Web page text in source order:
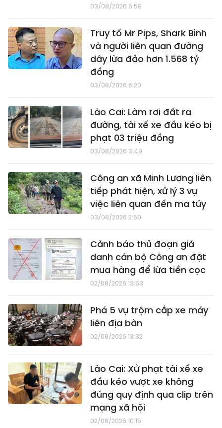
03/08/2026 6:59
Truy tố Mr Pips, Shark Bình
và người liên quan đường
dây lừa đảo hơn 1.568 tỷ
đồng
03/08/2026 5:20
Lào Cai: Làm rơi đất ra
đường, tài xế xe đầu kéo bị
phạt 03 triệu đồng
03/08/2026 3:49
Công an xã Minh Lương liên
tiếp phát hiện, xử lý 3 vụ
việc liên quan đến ma túy
03/08/2026 2:50
Cảnh báo thủ đoạn giả
danh cán bộ Công an đặt
mua hàng để lừa tiền cọc
02/08/2026 13:53
Phá 5 vụ trộm cắp xe máy
liên địa bàn
02/08/2026 13:32
Lào Cai: Xử phạt tài xế xe
đầu kéo vượt xe không
đúng quy định qua clip trên
mạng xã hội
02/08/2026 10:15